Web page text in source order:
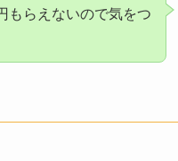
もらえないので気をつ